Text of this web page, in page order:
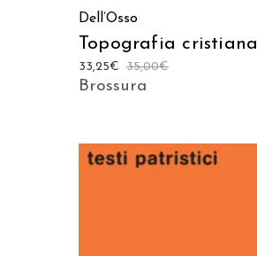
Dell’Osso
Topografia cristiana
35,00€
33,25€
Brossura